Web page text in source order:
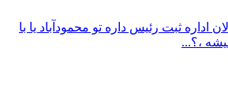
اداره ثبت رئیس داره تو محمودآباد یا با
،؟...